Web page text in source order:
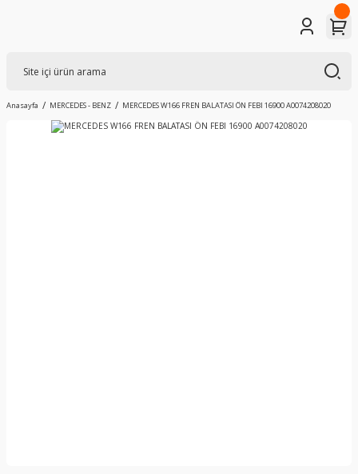
Anasayfa MERCEDES - BENZ MERCEDES W166 FREN BALATASI ÖN FEBI 16900 A0074208020